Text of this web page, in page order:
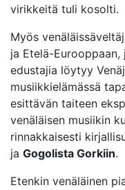
virikkeitä tuli kosolti.
Myös
ja Etelä-
edustajia löytyy
musiikkielämässä
esittävän taiteen
venäläisen musiikin
rinnakkaisesti
ja Gogolista Gorkiin.
Etenkin venäläinen